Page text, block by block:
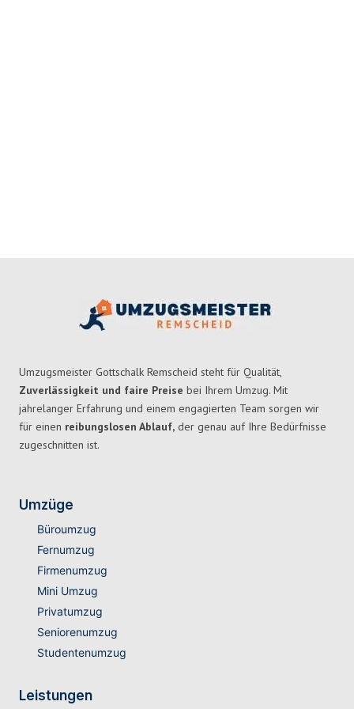
Umzugsmeister Gottschalk Remscheid steht für Qualität,
Zuverlässigkeit und faire Preise bei Ihrem Umzug. Mit
jahrelanger Erfahrung und einem engagierten Team sorgen wir
für einen reibungslosen Ablauf, der genau auf Ihre Bedürfnisse
zugeschnitten ist.
Umzüge
Büroumzug
Fernumzug
Firmenumzug
Mini Umzug
Privatumzug
Seniorenumzug
Studentenumzug
Leistungen